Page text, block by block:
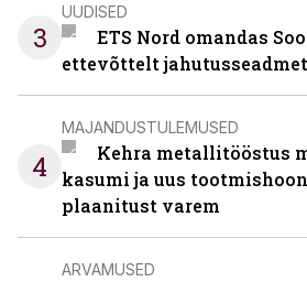
3
UUDISED
ETS Nord omandas
ettevõttelt
4
MAJANDUSTULEMUSED
Kehra metallitööstus
kasumi ja uus
plaanitust varem
ARVAMUSED